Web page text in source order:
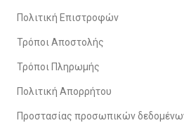
Πολιτική Επιστροφών
Τρόποι Αποστολής
Τρόποι Πληρωμής
Πολιτική Απορρήτου
Προστασίας προσωπικών